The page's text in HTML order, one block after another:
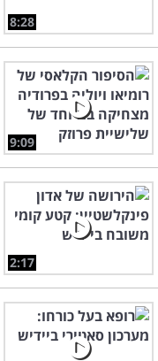
8:28
9:09
2:17